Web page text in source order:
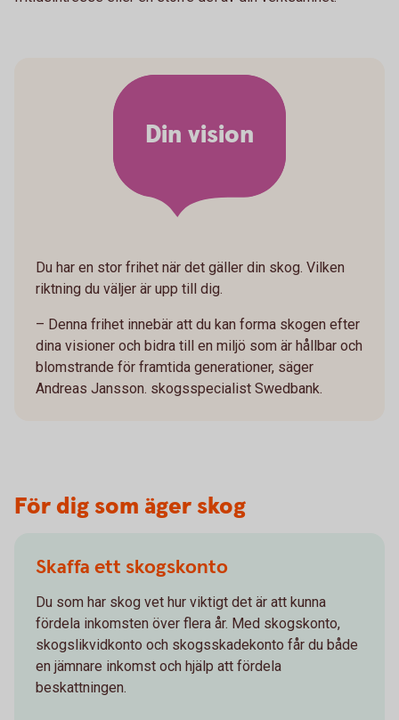
Din vision
Du har en stor frihet när det gäller din skog. Vilken
riktning du väljer är upp till dig.
– Denna frihet innebär att du kan forma skogen efter
dina visioner och bidra till en miljö som är hållbar och
blomstrande för framtida generationer, säger
Andreas Jansson. skogsspecialist Swedbank.
För dig som äger skog
Skaffa ett skogskonto
Du som har skog vet hur viktigt det är att kunna
fördela inkomsten över flera år. Med skogskonto,
skogslikvidkonto och skogsskadekonto får du både
en jämnare inkomst och hjälp att fördela
beskattningen.